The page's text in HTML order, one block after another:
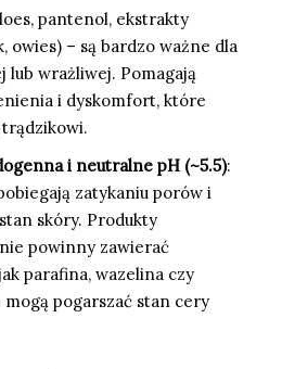
pantenol, ekstrakty
owies) – są bardzo ważne dla
lub wrażliwej. Pomagają
i dyskomfort, które
i neutralne pH (~5.5):
zatykaniu porów i
skóry. Produkty
powinny zawierać
parafina, wazelina czy
pogarszać stan cery